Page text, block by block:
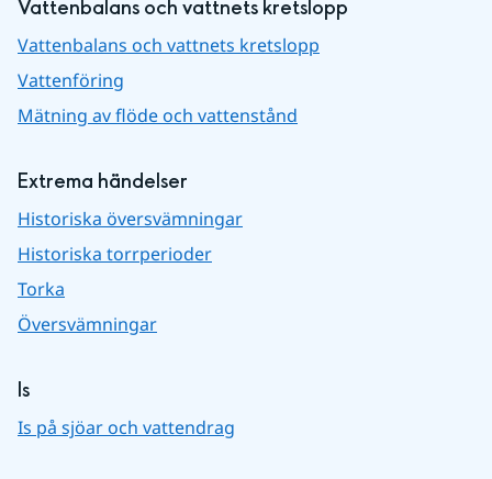
Vattenbalans och vattnets kretslopp
Vattenbalans och vattnets kretslopp
Vattenföring
Mätning av flöde och vattenstånd
Extrema händelser
Historiska översvämningar
Historiska torrperioder
Torka
Översvämningar
Is
Is på sjöar och vattendrag